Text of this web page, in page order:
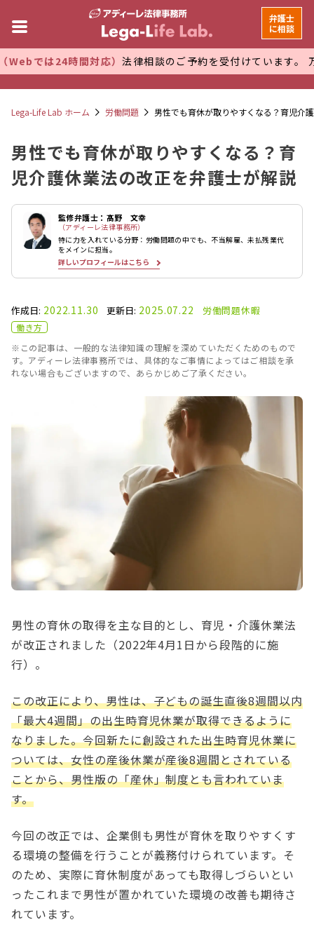
時間対応）法律相談のご予約を受付けています。 万全な管理
弁護士
に相談
Lega-Life Lab ホーム 労働問題 男性でも育休が取りやすくなる？育児介
男性でも育休が取りやすくなる？育
児介護休業法の改正を弁護士が解説
監修弁護士：髙野 文幸
（アディーレ法律事務所）
特に力を入れている分野：労働問題の中でも、不当解雇、未払残業代
をメインに担当。
詳しいプロフィールはこちら
作成日: 2022.11.30 更新日: 2025.07.22 労働問題休暇
働き方
※この記事は、一般的な法律知識の理解を深めていただくためのもので
す。アディーレ法律事務所では、具体的なご事情によってはご相談を承
れない場合もございますので、あらかじめご了承ください。
男性の育休の取得を主な目的とし、育児・介護休業法
が改正されました（2022年4月1日から段階的に施
行）。
この改正により、男性は、子どもの誕生直後8週間以内
「最大4週間」の出生時育児休業が取得できるように
なりました。今回新たに創設された出生時育児休業に
ついては、女性の産後休業が産後8週間とされている
ことから、男性版の「産休」制度とも言われていま
す。
今回の改正では、企業側も男性が育休を取りやすくす
る環境の整備を行うことが義務付けられています。そ
のため、実際に育休制度があっても取得しづらいとい
ったこれまで男性が置かれていた環境の改善も期待さ
れています。